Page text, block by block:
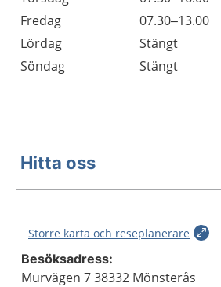
Fredag
07.30–13.00
Lördag
Stängt
Söndag
Stängt
Hitta oss
Större karta och reseplanerare
Besöksadress:
Murvägen 7 38332 Mönsterås